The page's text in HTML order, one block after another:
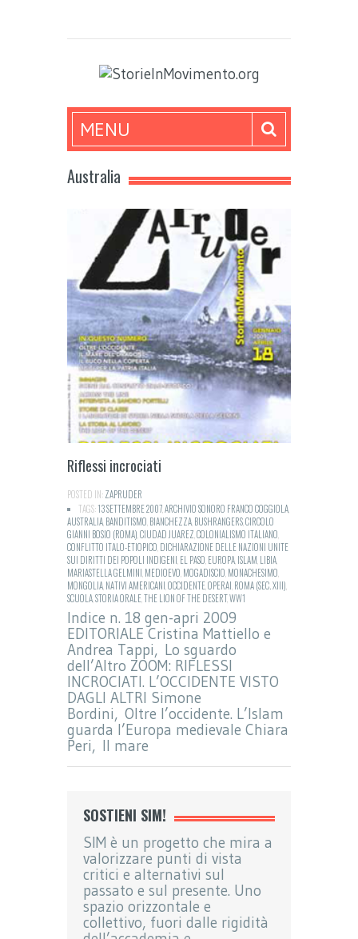
MENU
Australia
Riflessi incrociati
POSTED IN:ZAPRUDER
TAGS:13 SETTEMBRE 2007,ARCHIVIO SONORO FRANCO COGGIOLA,
AUSTRALIA,BANDITISMO,BIANCHEZZA,BUSHRANGERS,CIRCOLO
GIANNI BOSIO (ROMA),CIUDAD JUAREZ,COLONIALISMO ITALIANO,
CONFLITTO ITALO-ETIOPICO,DICHIARAZIONE DELLE NAZIONI UNITE
SUI DIRITTI DEI POPOLI INDIGENI,EL PASO,EUROPA,ISLAM,LIBIA,
MARIASTELLA GELMINI,MEDIOEVO,MOGADISCIO,MONACHESIMO,
MONGOLIA,NATIVI AMERICANI,OCCIDENTE,OPERAI,ROMA (SEC. XIII),
SCUOLA,STORIA ORALE,THE LION OF THE DESERT,WW1
Indice n. 18 gen-apri 2009
EDITORIALE Cristina Mattiello e
Andrea Tappi, Lo sguardo
dell’Altro ZOOM: RIFLESSI
INCROCIATI. L’OCCIDENTE VISTO
DAGLI ALTRI Simone
Bordini, Oltre l’occidente. L’Islam
guarda l’Europa medievale Chiara
Peri, Il mare
SOSTIENI SIM!
SIM è un progetto che mira a
valorizzare punti di vista
critici e alternativi sul
passato e sul presente. Uno
spazio orizzontale e
collettivo, fuori dalle rigidità